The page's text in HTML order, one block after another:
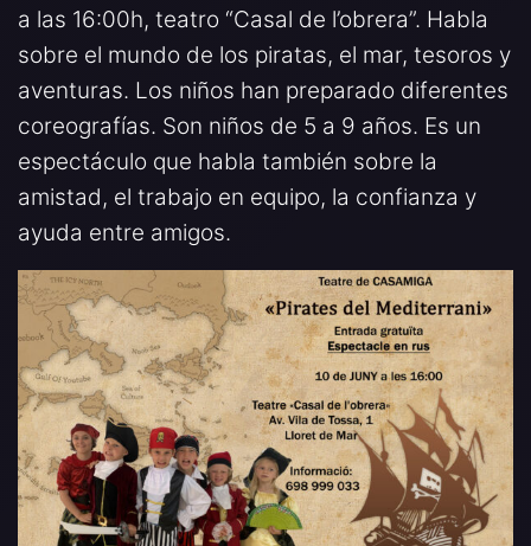
a las 16:00h, teatro “Casal de l’obrera”. Habla
sobre el mundo de los piratas, el mar, tesoros y
aventuras. Los niños han preparado diferentes
coreografías. Son niños de 5 a 9 años. Es un
espectáculo que habla también sobre la
amistad, el trabajo en equipo, la confianza y
ayuda entre amigos.